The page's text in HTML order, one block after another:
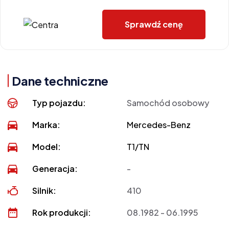
Sprawdź cenę
Dane techniczne
Typ pojazdu: Samochód osobowy
Marka: Mercedes-Benz
Model: T1/TN
Generacja: -
Silnik: 410
Rok produkcji: 08.1982 - 06.1995